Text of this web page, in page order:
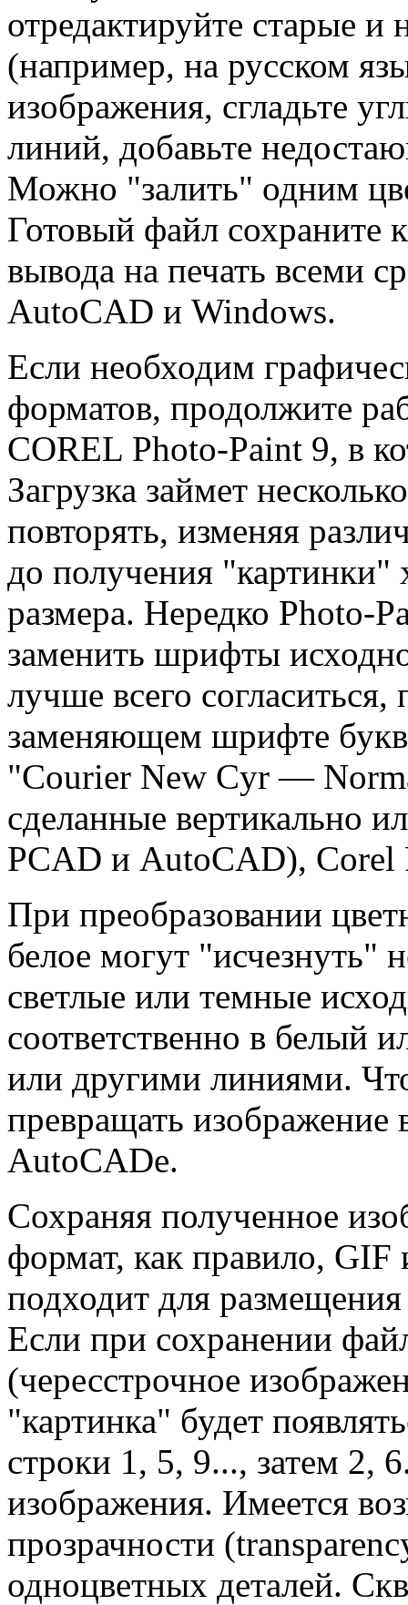
отредактируйте старые и
(например, на русском
изображения, сгладьте
линий, добавьте
Можно "залить" одним
Готовый файл сохраните
вывода на печать всеми
AutoCAD и Windows.
Если необходим
форматов, продолжите
COREL Photo-Paint 9, в
Загрузка займет
повторять, изменяя
до получения "картинки"
размера. Нередко Photo-
заменить шрифты
лучше всего
заменяющем шрифте
"Courier New Cyr —
сделанные вертикально
PCAD и AutoCAD), Corel
При преобразовании
белое могут
светлые или темные
соответственно в белый
или другими линиями.
превращать изображение
AutoCADe.
Сохраняя полученное
формат, как правило,
подходит для
Если при сохранении
(чересстрочное
"картинка" будет
строки 1, 5, 9..., затем 2,
изображения. Имеется
прозрачности
одноцветных деталей.